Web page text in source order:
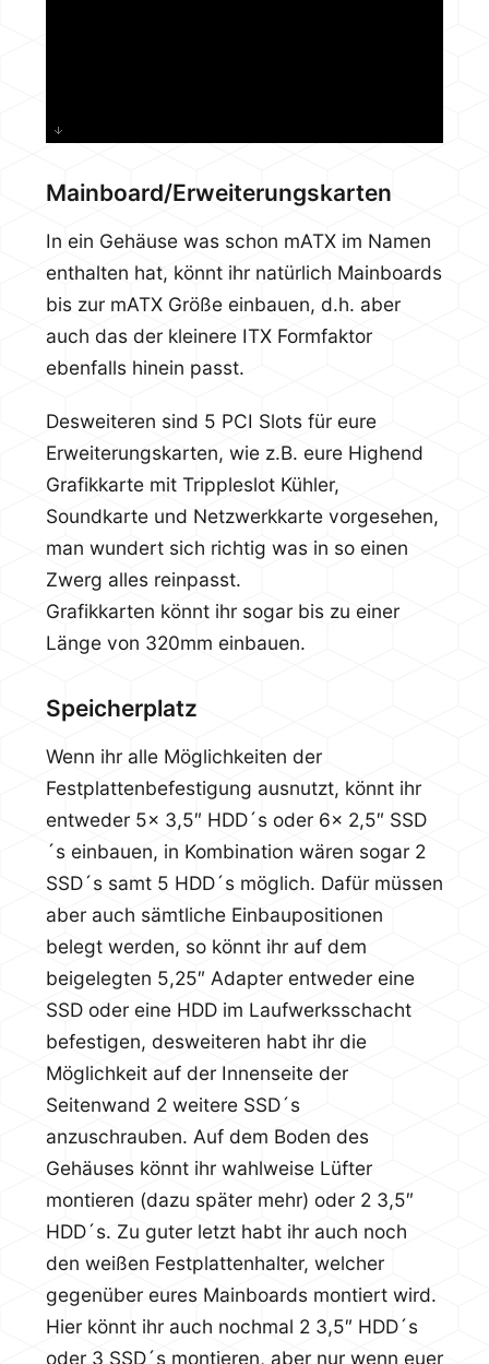
Mainboard/Erweiterungskarten
In ein Gehäuse was schon mATX im Namen
enthalten hat, könnt ihr natürlich Mainboards
bis zur mATX Größe einbauen, d.h. aber
auch das der kleinere ITX Formfaktor
ebenfalls hinein passt.
Desweiteren sind 5 PCI Slots für eure
Erweiterungskarten, wie z.B. eure Highend
Grafikkarte mit Trippleslot Kühler,
Soundkarte und Netzwerkkarte vorgesehen,
man wundert sich richtig was in so einen
Zwerg alles reinpasst.
Grafikkarten könnt ihr sogar bis zu einer
Länge von 320mm einbauen.
Speicherplatz
Wenn ihr alle Möglichkeiten der
Festplattenbefestigung ausnutzt, könnt ihr
entweder 5x 3,5″ HDD´s oder 6x 2,5″ SSD
´s einbauen, in Kombination wären sogar 2
SSD´s samt 5 HDD´s möglich. Dafür müssen
aber auch sämtliche Einbaupositionen
belegt werden, so könnt ihr auf dem
beigelegten 5,25″ Adapter entweder eine
SSD oder eine HDD im Laufwerksschacht
befestigen, desweiteren habt ihr die
Möglichkeit auf der Innenseite der
Seitenwand 2 weitere SSD´s
anzuschrauben. Auf dem Boden des
Gehäuses könnt ihr wahlweise Lüfter
montieren (dazu später mehr) oder 2 3,5″
HDD´s. Zu guter letzt habt ihr auch noch
den weißen Festplattenhalter, welcher
gegenüber eures Mainboards montiert wird.
Hier könnt ihr auch nochmal 2 3,5″ HDD´s
oder 3 SSD´s montieren, aber nur wenn euer